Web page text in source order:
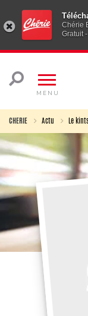
Chérie
Gratuit
MENU
CHERIE Actu Le